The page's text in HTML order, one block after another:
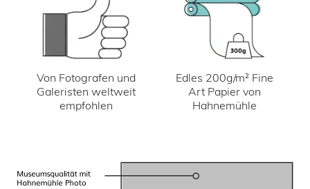
Von Fotografen und
Galeristen weltweit
empfohlen
Edles 200g/m² Fine
Art Papier von
Hahnemühle